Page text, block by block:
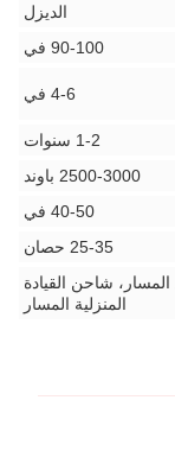
الديزل
90-100 في
4-6 في
1-2 سنوات
2500-3000 باوند
40-50 في
25-35 حصان
شاحن القيادة
المنزلية المسار